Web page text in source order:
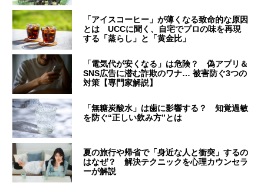
「アイスコーヒー」が薄くなる致命的な原因
とは UCCに聞く、自宅でプロの味を再現
する「蒸らし」と「黄金比」
「電気代が安くなる」は危険？ 偽アプリ＆
SNS広告に潜む詐欺のワナ… 被害防ぐ3つの
対策【専門家解説】
「無糖炭酸水」は歯に影響する？ 知覚過敏
を防ぐ“正しい飲み方”とは
夏の旅行や帰省で「身近な人と衝突」するの
はなぜ？ 解決テクニックを心理カウンセラ
ーが解説